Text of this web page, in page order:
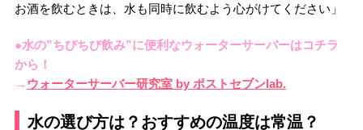
お酒を飲むときは、水も同時に飲むよう心がけてください」
●水の”ちびちび飲み”に便利なウォーターサーバーはコチラ
から！
→ ウォーターサーバー研究室 by ポストセブンlab.
水の選び方は？おすすめの温度は常温？